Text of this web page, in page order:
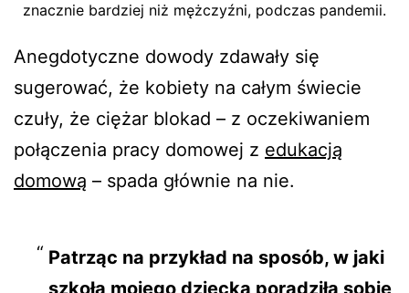
znacznie bardziej niż mężczyźni, podczas pandemii.
Anegdotyczne dowody zdawały się
sugerować, że kobiety na całym świecie
czuły, że ciężar blokad – z oczekiwaniem
połączenia pracy domowej z edukacją
domową – spada głównie na nie.
Patrząc na przykład na sposób, w jaki